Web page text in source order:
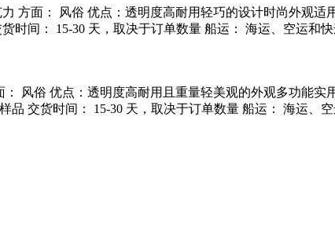
方面： 风俗 优点：透明度高耐用轻巧的设计时尚外观
时间： 15-30 天，取决于订单数量 船运： 海运、空运和
风俗 优点：透明度高耐用且重量轻美观的外观多功能
交货时间： 15-30 天，取决于订单数量 船运： 海运、